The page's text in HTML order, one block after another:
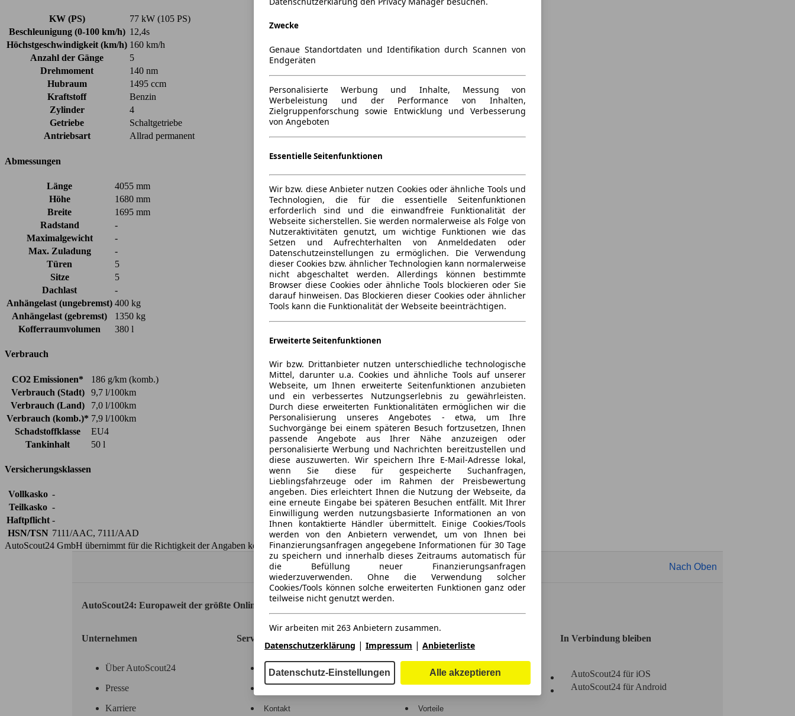
KW (PS)
77 kW (105 PS)
Beschleunigung (0-100 km/h) 12,4s
Höchstgeschwindigkeit (km/h) 160 km/h
Anzahl der Gänge
5
Drehmoment
140 nm
Hubraum
1495 ccm
Kraftstoff
Benzin
Zylinder
4
Getriebe
Schaltgetriebe
Antriebsart
Allrad permanent
Abmessungen
Länge
4055 mm
Höhe
1680 mm
Breite
1695 mm
Radstand
-
Maximalgewicht
-
Max. Zuladung
-
Türen
5
Sitze
5
Dachlast
-
Anhängelast (ungebremst) 400 kg
Anhängelast (gebremst)
1350 kg
Kofferraumvolumen
380 l
Verbrauch
CO2 Emissionen*
186 g/km (komb.)
Verbrauch (Stadt)
9,7 l/100km
Verbrauch (Land)
7,0 l/100km
Verbrauch (komb.)* 7,9 l/100km
Schadstoffklasse
EU4
Tankinhalt
50 l
Versicherungsklassen
Vollkasko -
Teilkasko -
Haftpflicht -
HSN/TSN 7111/AAC, 7111/AAD
AutoScout24 GmbH übernimmt für die Richtigkeit der Angaben keine Gewähr.
Nach Oben
AutoScout24: Europaweit der größte Online-Automarkt.
Unternehmen
Über AutoScout24
Presse
Karriere
Service
Hilfe
Kontakt
Anmelden
Vorteile
In Verbindung bleiben
AutoScout24 für iOS
AutoScout24 für Android
Zwecke
Genaue Standortdaten und Identifikation durch Scannen von
Endgeräten
Personalisierte Werbung und Inhalte, Messung von
Werbeleistung und der Performance von Inhalten,
Zielgruppenforschung sowie Entwicklung und Verbesserung
von Angeboten
Essentielle Seitenfunktionen
Wir bzw. diese Anbieter nutzen Cookies oder ähnliche Tools und
Technologien, die für die essentielle Seitenfunktionen
erforderlich sind und die einwandfreie Funktionalität der
Webseite sicherstellen. Sie werden normalerweise als Folge von
Nutzeraktivitäten genutzt, um wichtige Funktionen wie das
Setzen und Aufrechterhalten von Anmeldedaten oder
Datenschutzeinstellungen zu ermöglichen. Die Verwendung
dieser Cookies bzw. ähnlicher Technologien kann normalerweise
nicht abgeschaltet werden. Allerdings können bestimmte
Browser diese Cookies oder ähnliche Tools blockieren oder Sie
darauf hinweisen. Das Blockieren dieser Cookies oder ähnlicher
Tools kann die Funktionalität der Webseite beeinträchtigen.
Erweiterte Seitenfunktionen
Wir bzw. Drittanbieter nutzen unterschiedliche technologische
Mittel, darunter u.a. Cookies und ähnliche Tools auf unserer
Webseite, um Ihnen erweiterte Seitenfunktionen anzubieten
und ein verbessertes Nutzungserlebnis zu gewährleisten.
Durch diese erweiterten Funktionalitäten ermöglichen wir die
Personalisierung unseres Angebotes - etwa, um Ihre
Suchvorgänge bei einem späteren Besuch fortzusetzen, Ihnen
passende Angebote aus Ihrer Nähe anzuzeigen oder
personalisierte Werbung und Nachrichten bereitzustellen und
diese auszuwerten. Wir speichern Ihre E-Mail-Adresse lokal,
wenn Sie diese für gespeicherte Suchanfragen,
Lieblingsfahrzeuge oder im Rahmen der Preisbewertung
angeben. Dies erleichtert Ihnen die Nutzung der Webseite, da
eine erneute Eingabe bei späteren Besuchen entfällt. Mit Ihrer
Einwilligung werden nutzungsbasierte Informationen an von
Ihnen kontaktierte Händler übermittelt. Einige Cookies/Tools
werden von den Anbietern verwendet, um von Ihnen bei
Finanzierungsanfragen angegebene Informationen für 30 Tage
zu speichern und innerhalb dieses Zeitraums automatisch für
die Befüllung neuer Finanzierungsanfragen
wiederzuverwenden. Ohne die Verwendung solcher
Cookies/Tools können solche erweiterten Funktionen ganz oder
teilweise nicht genutzt werden.
Wir arbeiten mit 263 Anbietern zusammen.
Datenschutzerklärung | Impressum | Anbieterliste
Datenschutz-Einstellungen Alle akzeptieren